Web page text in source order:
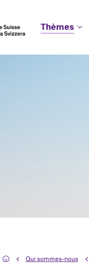
Thèmes
Qui sommes-nous